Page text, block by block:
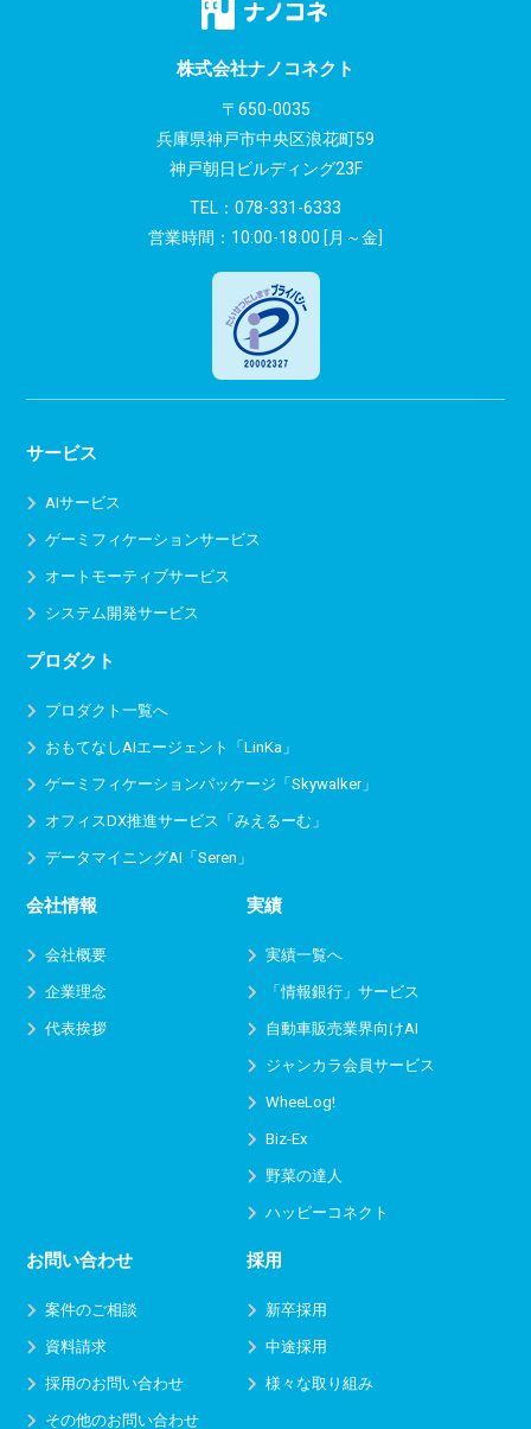
株式会社ナノコネクト
〒650-0035
兵庫県神戸市中央区浪花町59
神戸朝日ビルディング23F
TEL： 078-331-6333
営業時間：10:00-18:00 [月～金]
サービス
AIサービス
ゲーミフィケーションサービス
オートモーティブサービス
システム開発サービス
プロダクト
プロダクト一覧へ
おもてなしAIエージェント「LinKa」
ゲーミフィケーションパッケージ「Skywalker」
オフィスDX推進サービス 「みえるーむ」
データマイニングAI「Seren」
会社情報
会社概要
企業理念
代表挨拶
実績
実績一覧へ
「情報銀行」サービス
自動車販売業界向けAI
ジャンカラ会員サービス
WheeLog!
Biz-Ex
野菜の達人
ハッピーコネクト
お問い合わせ
案件のご相談
資料請求
採用のお問い合わせ
その他のお問い合わせ
採用
新卒採用
中途採用
様々な取り組み